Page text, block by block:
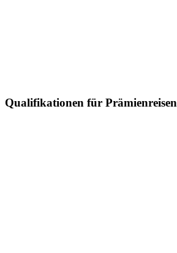
Qualifikationen für Prämienreisen